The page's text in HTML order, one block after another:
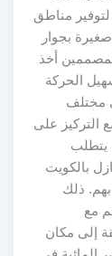
مناطق
بجوار
أخذ
الحركة
مختلف
التركيز على
يتطلب
بالكويت
بهم. ذلك
مع
إلى مكان